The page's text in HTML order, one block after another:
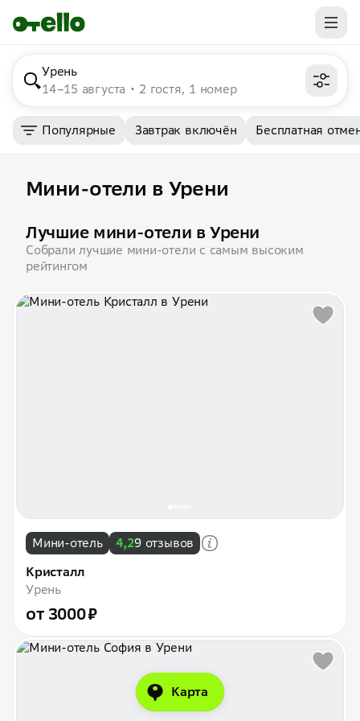
Урень
14–15 августа
2 гостя, 1 номер
Популярные Завтрак включён Бесплатная
Мини-отели в Урени
Лучшие мини-отели в Урени
Собрали лучшие мини-отели с самым высоким
рейтингом
Мини-отель 4,29 отзывов
Кристалл
Урень
от 3000 ₽
Карта